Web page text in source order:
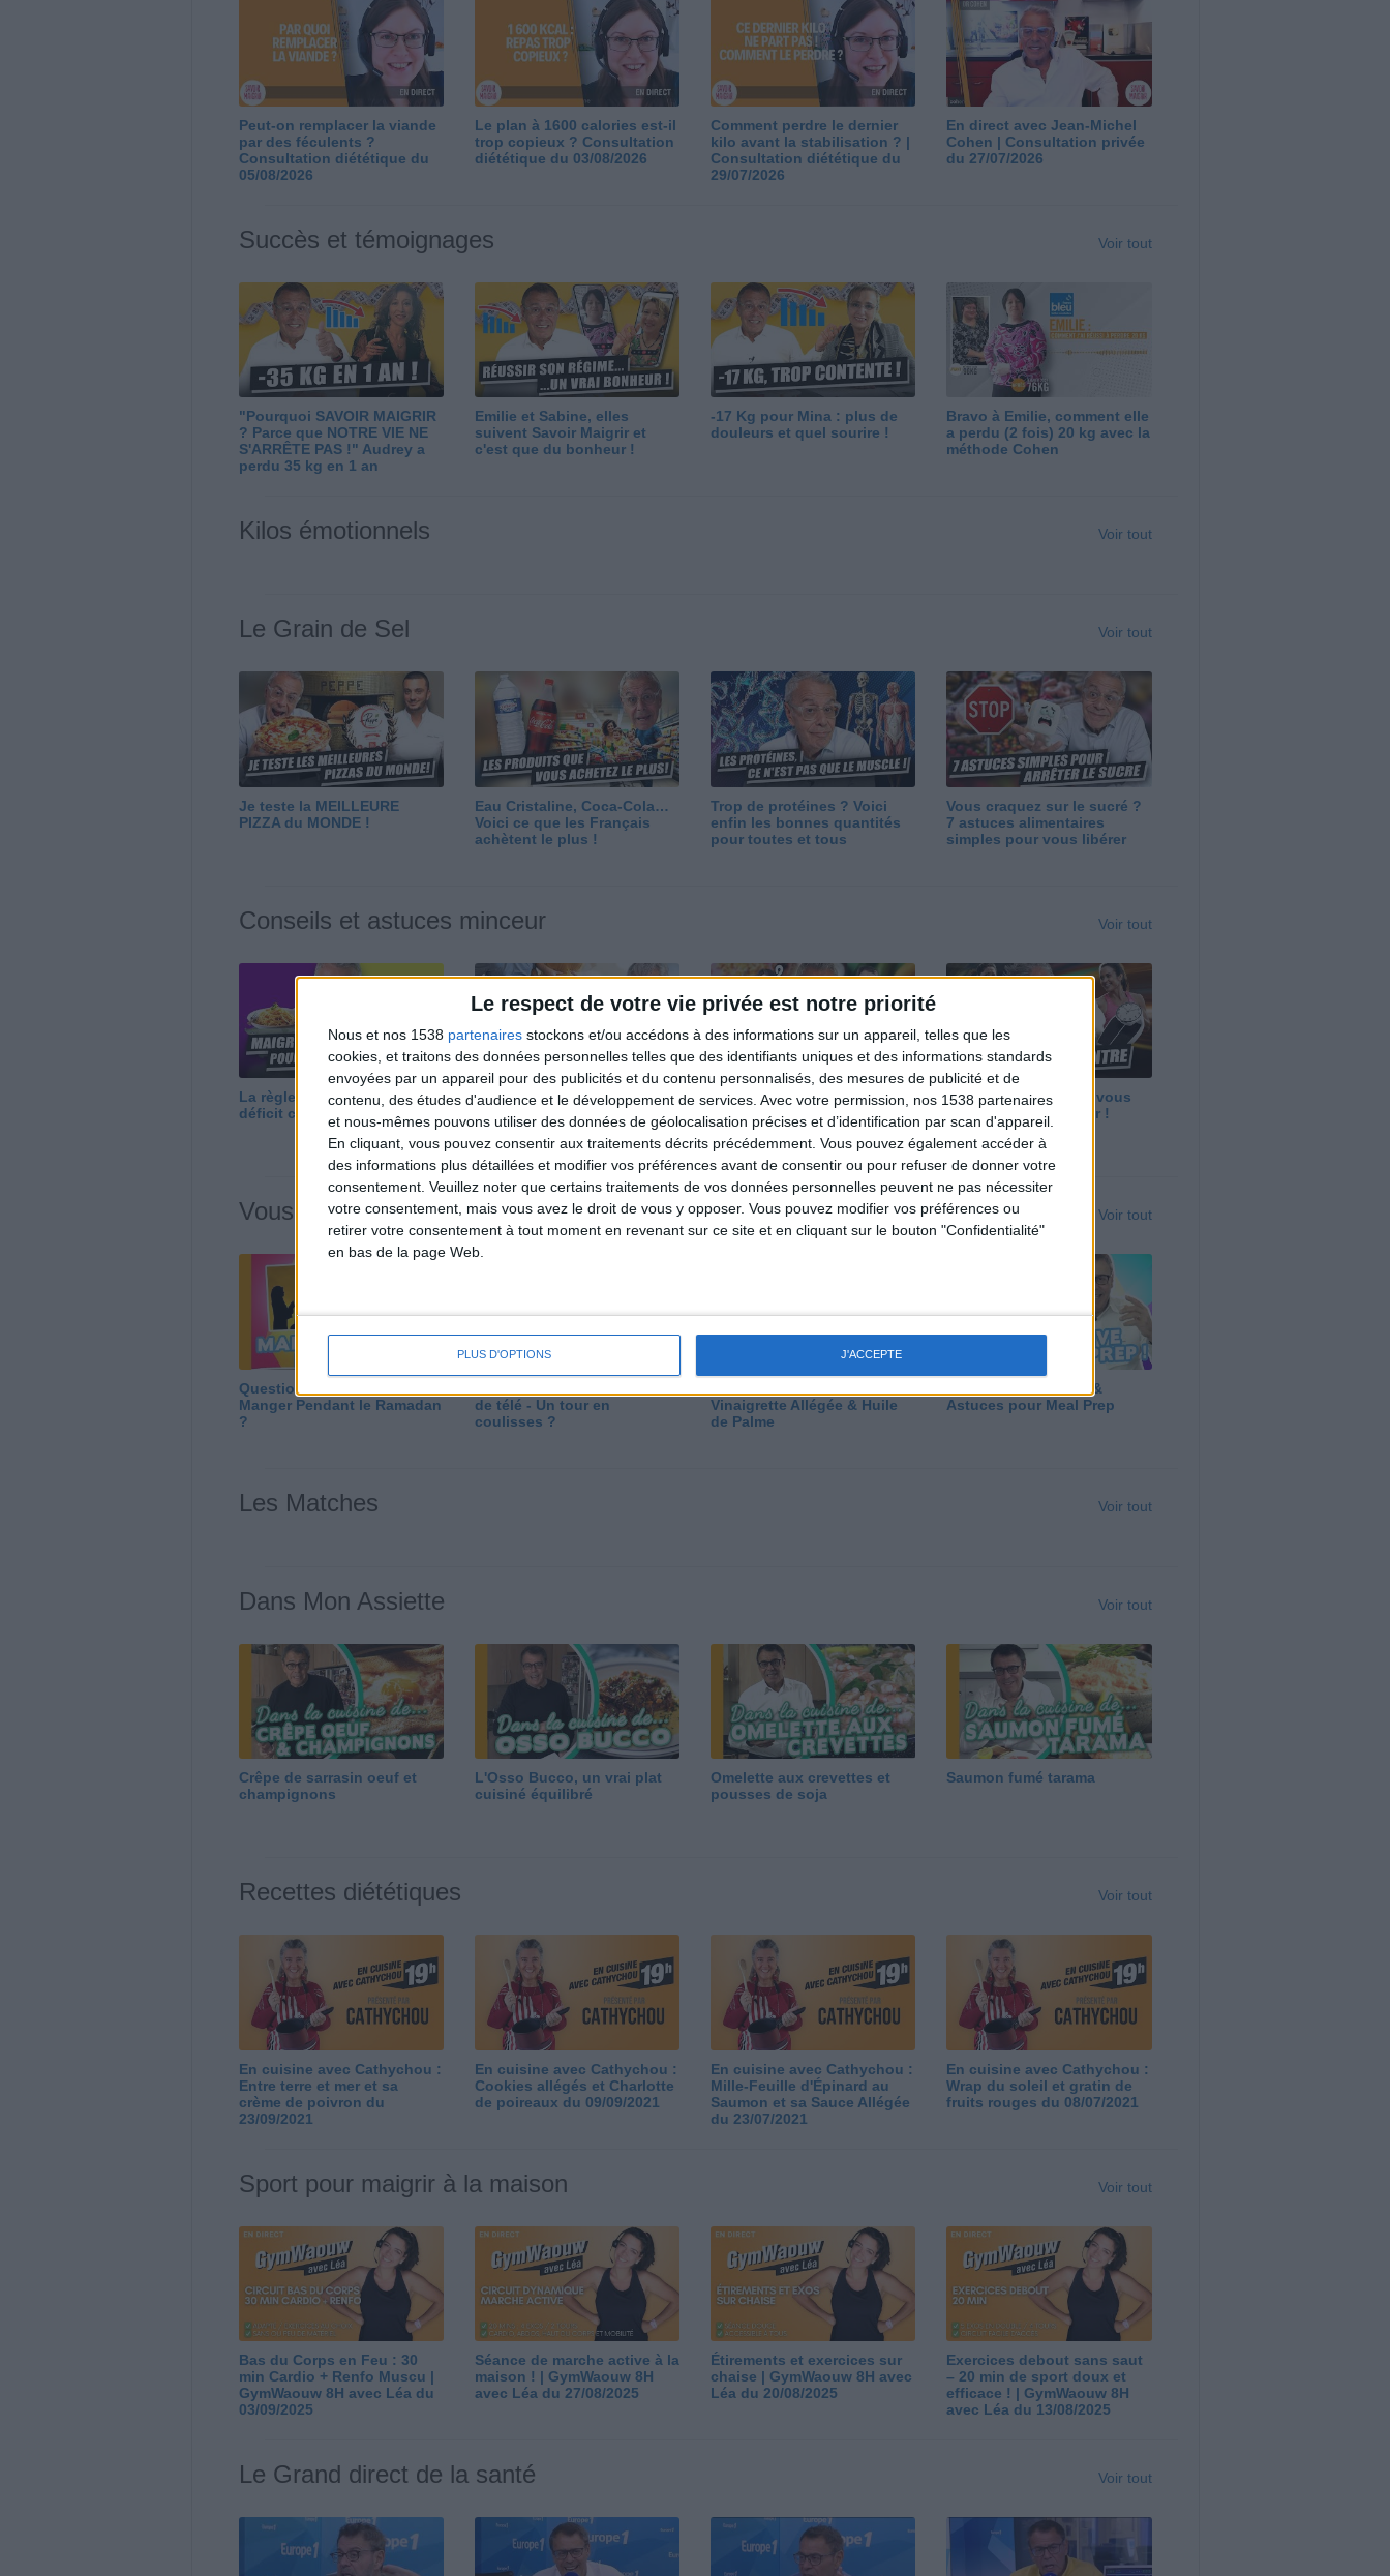
Le respect de votre vie privée est notre priorité
Nous et nos 1538 partenaires stockons et/ou accédons à des informations sur un appareil, telles que les
cookies, et traitons des données personnelles telles que des identifiants uniques et des informations standards
envoyées par un appareil pour des publicités et du contenu personnalisés, des mesures de publicité et de
contenu, des études d'audience et le développement de services. Avec votre permission, nos 1538 partenaires
et nous-mêmes pouvons utiliser des données de géolocalisation précises et d’identification par scan d'appareil.
En cliquant, vous pouvez consentir aux traitements décrits précédemment. Vous pouvez également accéder à
des informations plus détaillées et modifier vos préférences avant de consentir ou pour refuser de donner votre
consentement. Veuillez noter que certains traitements de vos données personnelles peuvent ne pas nécessiter
votre consentement, mais vous avez le droit de vous y opposer. Vous pouvez modifier vos préférences ou
retirer votre consentement à tout moment en revenant sur ce site et en cliquant sur le bouton "Confidentialité"
en bas de la page Web.
PLUS D'OPTIONS J'ACCEPTE
Peut-on remplacer la viande
par des féculents ?
Consultation diététique du
05/08/2026
Le plan à 1600 calories est-il
trop copieux ? Consultation
diététique du 03/08/2026
Comment perdre le dernier
kilo avant la stabilisation ? |
Consultation diététique du
29/07/2026
En direct avec Jean-Michel
Cohen | Consultation privée
du 27/07/2026
Succès et témoignages Voir tout
"Pourquoi SAVOIR MAIGRIR
? Parce que NOTRE VIE NE
S'ARRÊTE PAS !" Audrey a
perdu 35 kg en 1 an
Emilie et Sabine, elles
suivent Savoir Maigrir et
c'est que du bonheur !
-17 Kg pour Mina : plus de
douleurs et quel sourire !
Bravo à Emilie, comment elle
a perdu (2 fois) 20 kg avec la
méthode Cohen
Kilos émotionnels Voir tout
Le Grain de Sel Voir tout
Je teste la MEILLEURE
PIZZA du MONDE !
Eau Cristaline, Coca-Cola…
Voici ce que les Français
achètent le plus !
Trop de protéines ? Voici
enfin les bonnes quantités
pour toutes et tous
Vous craquez sur le sucré ?
7 astuces alimentaires
simples pour vous libérer
Conseils et astuces minceur Voir tout
La règle N°1 pour maigrir : le
déficit calorique
Perdre 10 kg : ma méthode
est imparable
Et après la perte de poids ?
Je fais comment ?
Maigrir vite ? Ce que vous
devez vraiment savoir !
Vous m'avez demandé Voir tout
Question/Réponse : Que
Manger Pendant le Ramadan
?
de télé - Un tour en
coulisses ?
Vinaigrette Allégée & Huile
de Palme
Panga, Huile d'Olive &
Astuces pour Meal Prep
Les Matches Voir tout
Dans Mon Assiette Voir tout
Crêpe de sarrasin oeuf et
champignons
L'Osso Bucco, un vrai plat
cuisiné équilibré
Omelette aux crevettes et
pousses de soja
Saumon fumé tarama
Recettes diététiques Voir tout
En cuisine avec Cathychou :
Entre terre et mer et sa
crème de poivron du
23/09/2021
En cuisine avec Cathychou :
Cookies allégés et Charlotte
de poireaux du 09/09/2021
En cuisine avec Cathychou :
Mille-Feuille d'Épinard au
Saumon et sa Sauce Allégée
du 23/07/2021
En cuisine avec Cathychou :
Wrap du soleil et gratin de
fruits rouges du 08/07/2021
Sport pour maigrir à la maison Voir tout
Bas du Corps en Feu : 30
min Cardio + Renfo Muscu |
GymWaouw 8H avec Léa du
03/09/2025
Séance de marche active à la
maison ! | GymWaouw 8H
avec Léa du 27/08/2025
Étirements et exercices sur
chaise | GymWaouw 8H avec
Léa du 20/08/2025
Exercices debout sans saut
– 20 min de sport doux et
efficace ! | GymWaouw 8H
avec Léa du 13/08/2025
Le Grand direct de la santé Voir tout